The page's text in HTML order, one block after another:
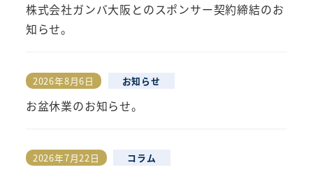
株式会社ガンバ大阪とのスポンサー契約締結のお
知らせ。
お盆休業のお知らせ。
投稿日
2026年8月6日 お知らせ
投稿日
2026年7月22日 コラム